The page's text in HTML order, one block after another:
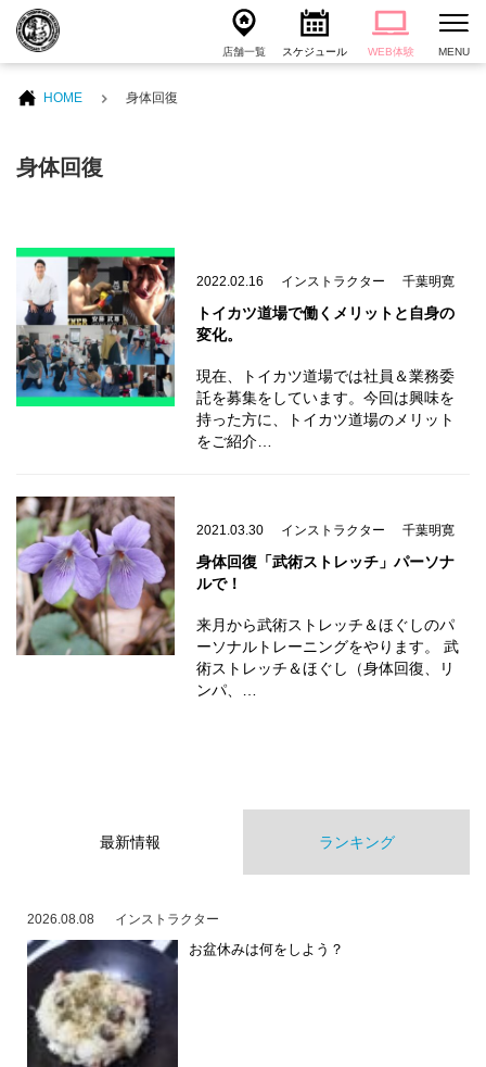
店舗一覧 スケジュール WEB体験 MENU
HOME 身体回復
身体回復
2022.02.16 インストラクター 千葉明寛
トイカツ道場で働くメリットと自身の
変化。
現在、トイカツ道場では社員＆業務委
託を募集をしています。今回は興味を
持った方に、トイカツ道場のメリット
をご紹介…
2021.03.30 インストラクター 千葉明寛
身体回復「武術ストレッチ」パーソナ
ルで！
来月から武術ストレッチ＆ほぐしのパ
ーソナルトレーニングをやります。 武
術ストレッチ＆ほぐし（身体回復、リ
ンパ、…
最新情報 ランキング
2026.08.08 インストラクター
お盆休みは何をしよう？